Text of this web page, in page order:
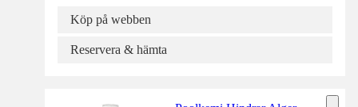
Köp på webben
Reservera & hämta